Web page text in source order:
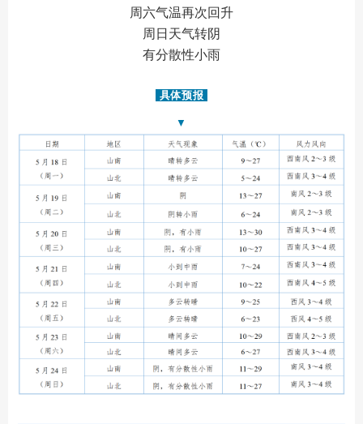
周六气温再次回升
周日天气转阴
有分散性小雨
具体预报
▼